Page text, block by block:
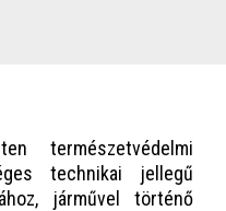
természetvédelmi
technikai jellegű
járművel történő